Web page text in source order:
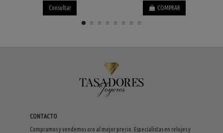
Consultar COMPRAR
CONTACTO
Compramos y vendemos oro al mejor precio. Especialistas en relojes y